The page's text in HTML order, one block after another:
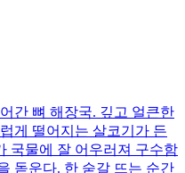
간 뼈 해장국. 깊고 얼큰한
게 떨어지는 살코기가 든
국물에 잘 어우러져 구수함
돋운다. 한 숟갈 뜨는 순간